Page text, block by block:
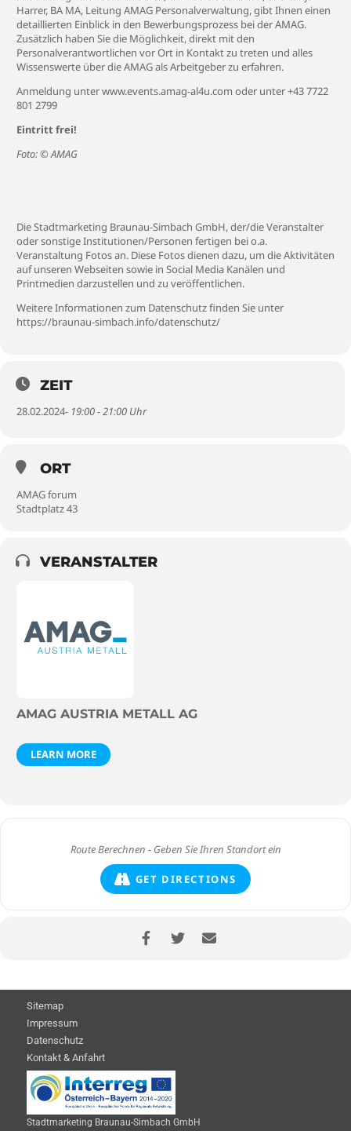
Harrer, BA MA, Leitung AMAG Personalverwaltung, gibt Ihnen einen
detaillierten Einblick in den Bewerbungsprozess bei der AMAG.
Zusätzlich haben Sie die Möglichkeit, direkt mit den
Personalverantwortlichen vor Ort in Kontakt zu treten und alles
Wissenswerte über die AMAG als Arbeitgeber zu erfahren.
Anmeldung unterwww.events.amag-al4u.com oder unter +43 7722
801 2799
Eintritt frei!
Foto: © AMAG
Die Stadtmarketing Braunau-Simbach GmbH, der/die Veranstalter
oder sonstige Institutionen/Personen fertigen bei o.a.
Veranstaltung Fotos an. Diese Fotos dienen dazu, um die Aktivitäten
auf unseren Webseiten sowie in Social Media Kanälen und
Printmedien darzustellen und zu veröffentlichen.
Weitere Informationen zum Datenschutz finden Sie unter
https://braunau-simbach.info/datenschutz/
ZEIT
28.02.2024- 19:00 - 21:00 Uhr
ORT
AMAG forum
Stadtplatz 43
VERANSTALTER
AMAG AUSTRIA METALL AG
LEARN MORE
GET DIRECTIONS
Sitemap
Impressum
Datenschutz
Kontakt & Anfahrt
Stadtmarketing Braunau-Simbach GmbH